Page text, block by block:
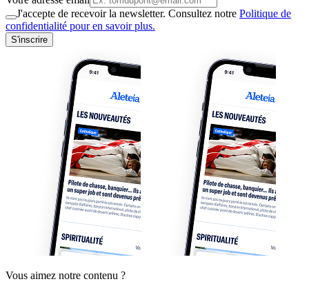
J'accepte de recevoir la newsletter. Consultez notre Politique de
confidentialité pour en savoir plus.
S'inscrire
Vous aimez notre contenu ?